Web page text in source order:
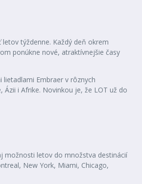
týždenne. Každý deň okrem
ponúkne nové, atraktívnejšie časy
Embraer v rôznych
i Afrike. Novinkou je, že LOT už do
možnosti letov do množstva destinácií
New York, Miami, Chicago,